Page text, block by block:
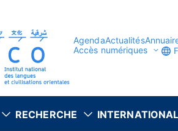
AgendaActualités
Accès numériques
RECHERCHE INTERNATIONAL